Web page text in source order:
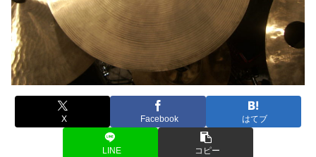
X Facebook はてブ
LINE コピー